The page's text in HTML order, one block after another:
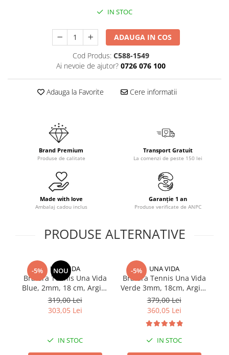
IN STOC
ADAUGA IN COS
Cod Produs: C588-1549
Ai nevoie de ajutor? 0726 076 100
Adauga la Favorite Cere informatii
Brand Premium
Produse de calitate
Transport Gratuit
La comenzi de peste 150 lei
Made with love
Ambalaj cadou inclus
Garanție 1 an
Produse verificate de ANPC
PRODUSE ALTERNATIVE
-5% NOU
UNA VIDA
Bratara Tennis Una Vida
Blue, 2mm, 18 cm, Argint
925
319,00 Lei
303,05 Lei
IN STOC
-5% UNA VIDA
Bratara Tennis Una Vida
Verde 3mm, 18cm, Argint
925
379,00 Lei
360,05 Lei
IN STOC